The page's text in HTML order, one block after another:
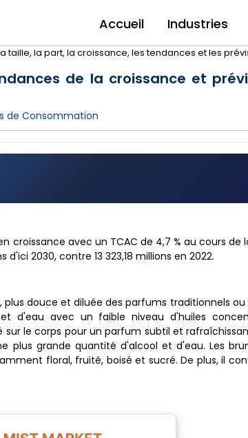
Accueil Industries
taille, la part, la croissance, les tendances et les
de la croissance et
de Consommation
croissance avec un TCAC de 4,7 % au cours de
2030, contre 13 323,18 millions en 2022.
douce et diluée des parfums traditionnels ou
d'eau avec un faible niveau d'huiles
le corps pour un parfum subtil et
plus grande quantité d'alcool et d'eau. Les
floral, fruité, boisé et sucré. De plus, il